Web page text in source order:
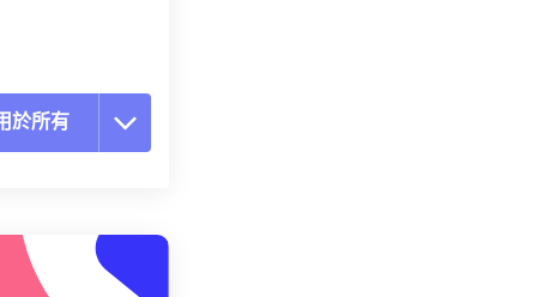
於所有
設